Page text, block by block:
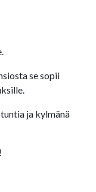
se sopii
ja kylmänä